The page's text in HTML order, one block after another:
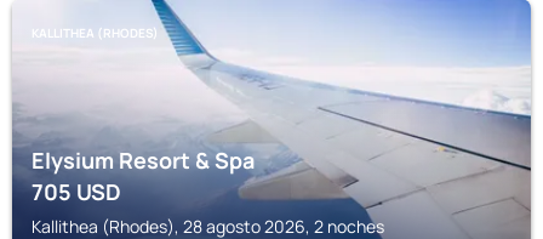
KALLITHEA (RHODES)
Elysium Resort & Spa
705USD
Kallithea (Rhodes), 28 agosto 2026, 2 noches